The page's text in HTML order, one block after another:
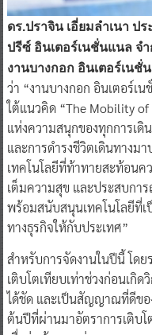
ดร.ปราจิน เอี่ยมลำเนา ป
ปรีซ์ อินเตอร์เนชั่นแนล จ
งานบางกอก อินเตอร์เนชั่
ว่า “งานบางกอก อินเตอร์เ
ใต้แนวคิด “The Mobility
แห่งความสนุกของทุกการเดิ
และการดำรงชีวิตเดินทางม
เทคโนโลยีที่ท้าทายสะท้อนค
เต็มความสุข และประสบกา
พร้อมสนับสนุนเทคโนโลยีที่เ
ทางธุรกิจให้กับประเทศ”
สำหรับการจัดงานในปีนี้ โด
เติบโตเทียบเท่าช่วงก่อนเกิ
ได้ชัด และเป็นสัญญาณที่ดีขอ
ต้นปีที่ผ่านมาอัตราการเติบ